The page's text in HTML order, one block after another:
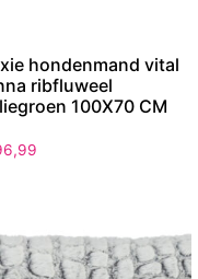
hondenmand vital
ribfluweel
100X70 CM